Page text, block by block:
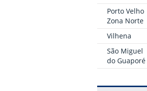
Porto Velho
Zona Norte
Vilhena
São Miguel
do Guaporé